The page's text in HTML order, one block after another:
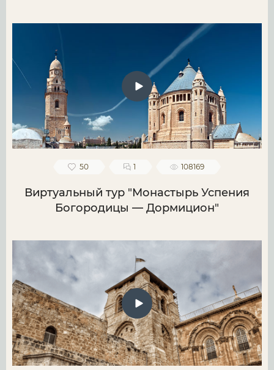
50 1 108169
Виртуальный тур "Монастырь Успения
Богородицы — Дормицион"